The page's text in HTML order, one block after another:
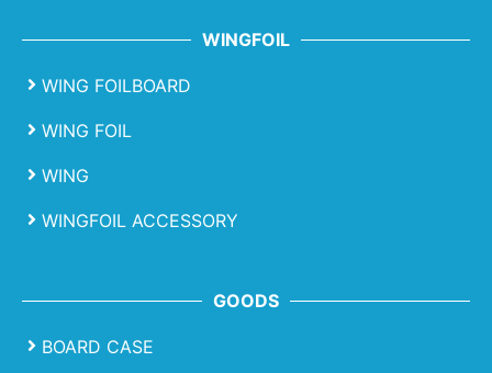
WINGFOIL
WING FOILBOARD
WING FOIL
WING
WINGFOIL ACCESSORY
GOODS
BOARD CASE